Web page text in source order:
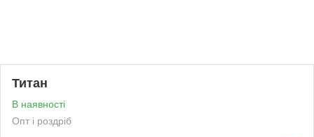
Титан
В наявності
Опт і роздріб